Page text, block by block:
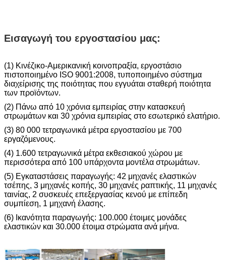
Εισαγωγή του εργοστασίου μας:
(1) Κινέζικο-Αμερικανική κοινοπραξία, εργοστάσιο
πιστοποιημένο ISO 9001:2008, τυποποιημένο σύστημα
διαχείρισης της ποιότητας που εγγυάται σταθερή ποιότητα
των προϊόντων.
(2) Πάνω από 10 χρόνια εμπειρίας στην κατασκευή
στρωμάτων και 30 χρόνια εμπειρίας στο εσωτερικό ελατήριο.
(3) 80 000 τετραγωνικά μέτρα εργοστασίου με 700
εργαζόμενους.
(4) 1.600 τετραγωνικά μέτρα εκθεσιακού χώρου με
περισσότερα από 100 υπάρχοντα μοντέλα στρωμάτων.
(5) Εγκαταστάσεις παραγωγής: 42 μηχανές ελαστικών
τσέπης, 3 μηχανές κοπής, 30 μηχανές ραπτικής, 11 μηχανές
ταινίας, 2 συσκευές επεξεργασίας κενού με επίπεδη
συμπίεση, 1 μηχανή έλασης.
(6) Ικανότητα παραγωγής: 100.000 έτοιμες μονάδες
ελαστικών και 30.000 έτοιμα στρώματα ανά μήνα.